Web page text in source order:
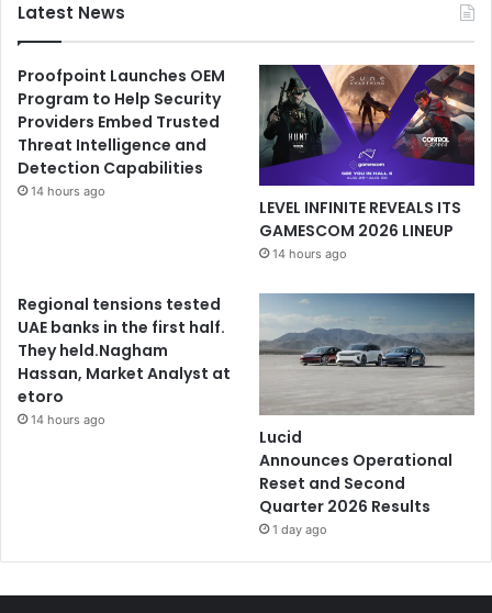
Latest News
Proofpoint Launches OEM
Program to Help Security
Providers Embed Trusted
Threat Intelligence and
Detection Capabilities
14 hours ago
LEVEL INFINITE REVEALS ITS
GAMESCOM 2026 LINEUP
14 hours ago
Regional tensions tested
UAE banks in the first half.
They held.Nagham
Hassan, Market Analyst at
etoro
14 hours ago
Lucid
Announces Operational
Reset and Second
Quarter 2026 Results
1 day ago